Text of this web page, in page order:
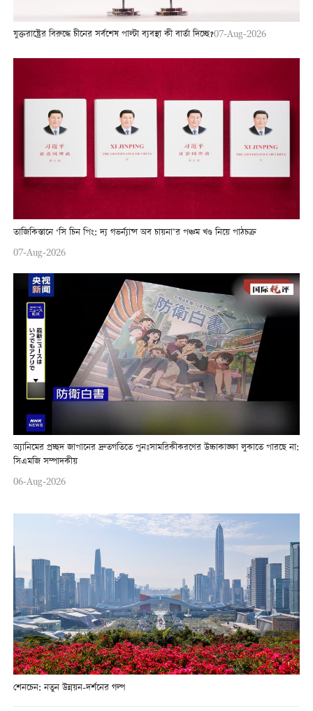
যুক্তরাষ্ট্রের বিরুদ্ধে চীনের সর্বশেষ পাল্টা ব্যবস্থা কী বার্তা দিচ্ছে?07-Aug-2026
তাজিকিস্তানে ‘সি চিন পিং: দ্য গভর্ন্যান্স অব চায়না’র পঞ্চম খণ্ড নিয়ে পাঠচক্র
07-Aug-2026
অ্যানিমের প্রচ্ছদ জাপানের দ্রুতগতিতে পুনঃসামরিকীকরণের উচ্চাকাঙ্ক্ষা লুকাতে পারছে না:
সিএমজি সম্পাদকীয়
06-Aug-2026
শেনচেন: নতুন উন্নয়ন-দর্শনের গল্প